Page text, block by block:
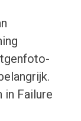
in Failure